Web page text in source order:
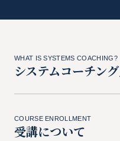
WHAT IS SYSTEMS COACHING?
システムコーチン
COURSE ENROLLMENT
受講について